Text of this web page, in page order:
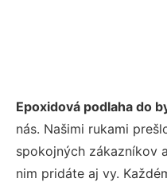
Epoxidová podlaha do
nás. Našimi rukami
spokojných zákazníkov
nim pridáte aj vy.